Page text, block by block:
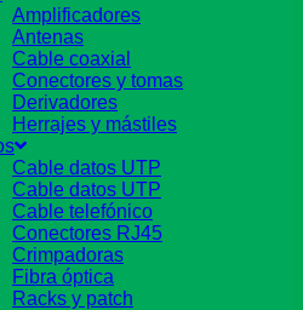
Amplificadores
Antenas
Cable coaxial
Conectores y tomas
Derivadores
Herrajes y mástiles
Cable datos UTP
Cable datos UTP
Cable telefónico
Conectores RJ45
Crimpadoras
Fibra óptica
Racks y patch